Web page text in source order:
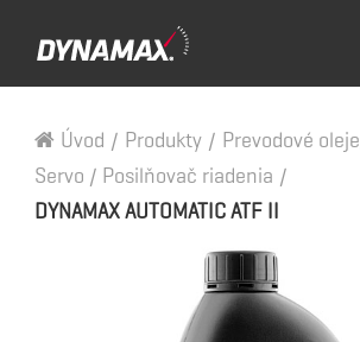
Úvod / Produkty / Prevodové oleje
Servo / Posilňovač riadenia /
DYNAMAX AUTOMATIC ATF II